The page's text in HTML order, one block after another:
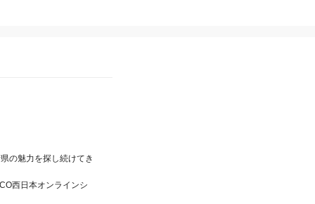
の魅力を探し続けてき
西日本オンラインシ